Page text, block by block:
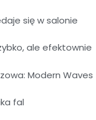
się w salonie
ale efektownie
Modern Waves
fal